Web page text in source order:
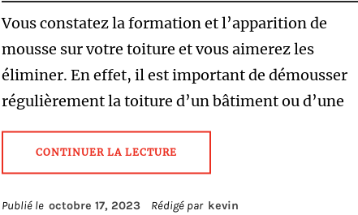
Vous constatez la formation et l’apparition de
mousse sur votre toiture et vous aimerez les
éliminer. En effet, il est important de démousser
régulièrement la toiture d’un bâtiment ou d’une
CONTINUER LA LECTURE
Publié le octobre 17, 2023 Rédigé par kevin